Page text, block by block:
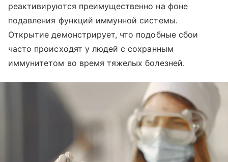
реактивируются преимущественно на фоне
подавления функций иммунной системы.
Открытие демонстрирует, что подобные сбои
часто происходят у людей с сохранным
иммунитетом во время тяжелых болезней.